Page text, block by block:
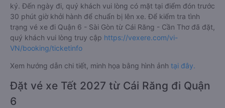
ký. Đến ngày đi, quý khách vui lòng có mặt tại điểm đón trước
30 phút giờ khởi hành để chuẩn bị lên xe. Để kiểm tra tình
trạng vé xe đi Quận 6 - Sài Gòn từ Cái Răng - Cần Thơ đã đặt,
quý khách vui lòng truy cập https://vexere.com/vi-
VN/booking/ticketinfo
Xem hướng dẫn chi tiết, minh họa bằng hình ảnh tại đây.
Đặt vé xe Tết 2027 từ Cái Răng đi Quận
6